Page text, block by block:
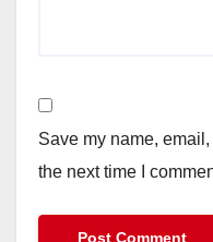
Save my name,
the next time I